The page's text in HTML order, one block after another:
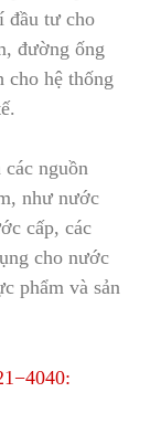
đầu tư cho
đường ống
cho hệ thống
nguồn
như nước
cấp, các
cho nước
phẩm và sản
: